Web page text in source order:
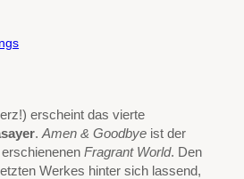
erscheint das vierte
. Amen & Goodbye ist der
Fragrant World. Den
Werkes hinter sich lassend,